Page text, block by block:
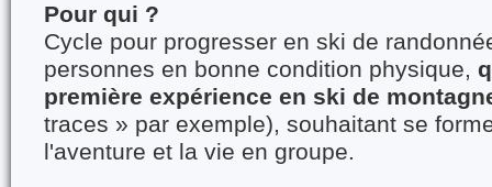
Pour qui ?
Cycle pour progresser en ski de
personnes en bonne condition physique,
première expérience en ski de
traces » par exemple), souhaitant se
l'aventure et la vie en groupe.